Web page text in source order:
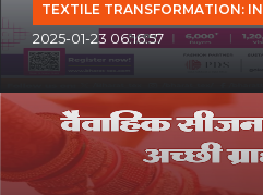
TEXTILE TRANSFORMATION:
2025-01-23 06:16:57